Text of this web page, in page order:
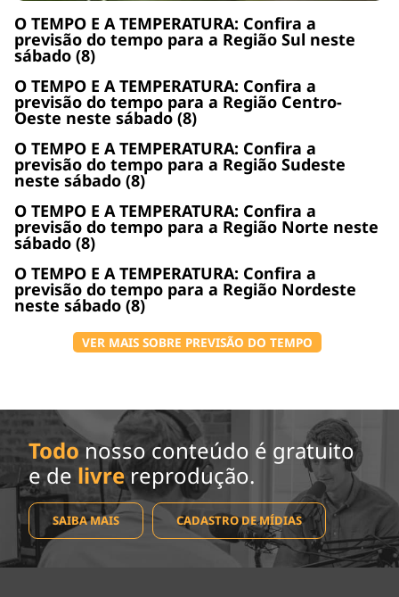
O TEMPO E A TEMPERATURA: Confira a
previsão do tempo para a Região Sul neste
sábado (8)
O TEMPO E A TEMPERATURA: Confira a
previsão do tempo para a Região Centro-
Oeste neste sábado (8)
O TEMPO E A TEMPERATURA: Confira a
previsão do tempo para a Região Sudeste
neste sábado (8)
O TEMPO E A TEMPERATURA: Confira a
previsão do tempo para a Região Norte neste
sábado (8)
O TEMPO E A TEMPERATURA: Confira a
previsão do tempo para a Região Nordeste
neste sábado (8)
VER MAIS SOBRE PREVISÃO DO TEMPO
Todo nosso conteúdo é gratuito
e de livrereprodução.
SAIBA MAIS CADASTRO DE MÍDIAS